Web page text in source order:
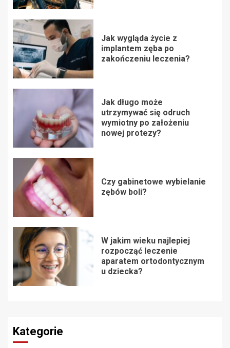
Jak wygląda życie z
implantem zęba po
zakończeniu leczenia?
Jak długo może
utrzymywać się odruch
wymiotny po założeniu
nowej protezy?
Czy gabinetowe wybielanie
zębów boli?
W jakim wieku najlepiej
rozpocząć leczenie
aparatem ortodontycznym
u dziecka?
Kategorie